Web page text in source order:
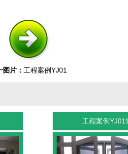
图片： 工程案例YJ01
工程案例YJ011